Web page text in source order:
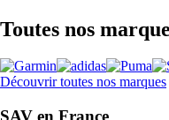
Toutes nos
Découvrir toutes nos marques
SAV en France